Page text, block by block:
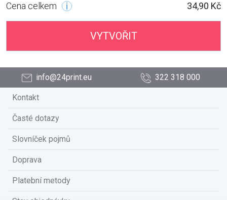
Cena celkem
34,90 Kč
VYTVOŘIT
info@24print.eu 322 318 000
Kontakt
Časté dotazy
Slovníček pojmů
Doprava
Platební metody